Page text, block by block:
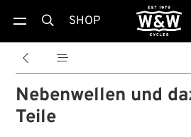
 SHOP
 
Nebenwellen und
Teile